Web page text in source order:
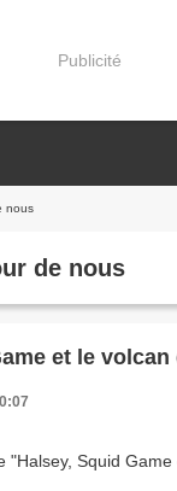
Publicité
nous
de nous
et le volcan